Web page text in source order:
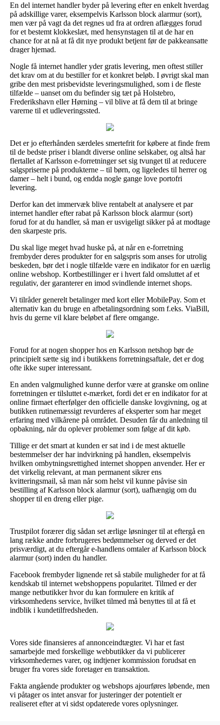
En del internet handler byder på levering efter en enkelt hverdag
på adskillige varer, eksempelvis Karlsson block alarmur (sort),
men vær på vagt da det regnes ud fra at ordren aflægges forud
for et bestemt klokkeslæt, med hensynstagen til at de har en
chance for at nå at få dit nye produkt betjent før de pakkeansatte
drager hjemad.
Nogle få internet handler yder gratis levering, men oftest stiller
det krav om at du bestiller for et konkret beløb. I øvrigt skal man
gribe den mest prisbevidste leveringsmulighed, som i de fleste
tilfælde – uanset om du befinder sig tæt på Holstebro,
Frederikshavn eller Hørning – vil blive at få dem til at bringe
varerne til et udleveringssted.
Det er jo efterhånden særdeles smertefrit for købere at finde frem
til de bedste priser i blandt diverse online selskaber, og altså har
flertallet af Karlsson e-forretninger set sig tvunget til at reducere
salgspriserne på produkterne – til børn, og ligeledes til herrer og
damer – helt i bund, og endda nogle gange love portofri
levering.
Derfor kan det immervæk blive rentabelt at analysere et par
internet handler efter rabat på Karlsson block alarmur (sort)
forud for at du handler, så man er usvigeligt sikker på at modtage
den skarpeste pris.
Du skal lige meget hvad huske på, at når en e-forretning
frembyder deres produkter for en salgspris som anses for utrolig
beskeden, bør det i nogle tilfælde være en indikator for en uærlig
online webshop. Kortbestillinger er i hvert fald omsluttet af et
regulativ, der garanterer en imod svindlende internet shops.
Vi tilråder generelt betalinger med kort eller MobilePay. Som et
alternativ kan du bruge en afbetalingsordning som f.eks. ViaBill,
hvis du gerne vil klare beløbet af flere omgange.
Forud for at nogen shopper hos en Karlsson netshop bør de
principielt sætte sig ind i butikkens forretningsaftale, det er dog
ofte ikke super interessant.
En anden valgmulighed kunne derfor være at granske om online
forretningen er tilsluttet e-mærket, fordi det er en indikator for at
online firmaet efterfølger den officielle danske lovgivning, og at
butikken rutinemæssigt revurderes af eksperter som har meget
erfaring med vilkårene på området. Desuden får du anledning til
opbakning, når du oplever problemer som følge af dit køb.
Tillige er det smart at kunden er sat ind i de mest aktuelle
bestemmelser der har indvirkning på handlen, eksempelvis
hvilken ombytningsrettighed internet shoppen anvender. Her er
det virkelig relevant, at man permanent sikrer ens
kvitteringsmail, så man når som helst vil kunne påvise sin
bestilling af Karlsson block alarmur (sort), uafhængig om du
shopper til en dreng eller pige.
Trustpilot forærer dig sådan set ærlige løsninger til at eftergå en
lang række andre forbrugeres bedømmelser og derved er det
prisværdigt, at du eftergår e-handlens omtaler af Karlsson block
alarmur (sort) inden du handler.
Facebook frembyder lignende ret så stabile muligheder for at få
kendskab til internet webshoppens popularitet. Tilmed er der
mange netbutikker hvor du kan formulere en kritik af
virksomhedens service, hvilket tilmed må benyttes til at få et
indblik i kundetilfredsheden.
Vores side finansieres af annonceindtægter. Vi har et fast
samarbejde med forskellige webbutikker da vi publicerer
virksomhedernes varer, og indtjener kommission forudsat en
bruger fra vores side foretager en transaktion.
Fakta angående produkter og webshops ajourføres løbende, men
vi påtager os intet ansvar for justeringer der potentielt er
realiseret efter at vi sidst opdaterede vores oplysninger.